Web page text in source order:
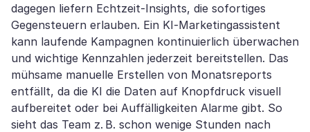
dagegen liefern Echtzeit-Insights, die sofortiges
Gegensteuern erlauben. Ein KI-Marketingassistent
kann laufende Kampagnen kontinuierlich überwachen
und wichtige Kennzahlen jederzeit bereitstellen. Das
mühsame manuelle Erstellen von Monatsreports
entfällt, da die KI die Daten auf Knopfdruck visuell
aufbereitet oder bei Auffälligkeiten Alarme gibt. So
sieht das Team z. B. schon wenige Stunden nach